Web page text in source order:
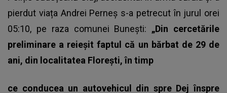
pierdut viața Andrei Perneș s-a petrecut în jurul orei
05:10, pe raza comunei Bunești: „Din cercetările
preliminare a reieșit faptul că un bărbat de 29 de
ani, din localitatea Florești, în timp
ce conducea un autovehicul din spre Dej înspre